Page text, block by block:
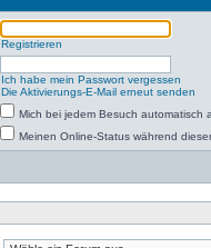
Registrieren
Ich habe mein Passwort vergessen
Die Aktivierungs-E-Mail erneut senden
Mich bei jedem Besuch automatisch
Meinen Online-Status während